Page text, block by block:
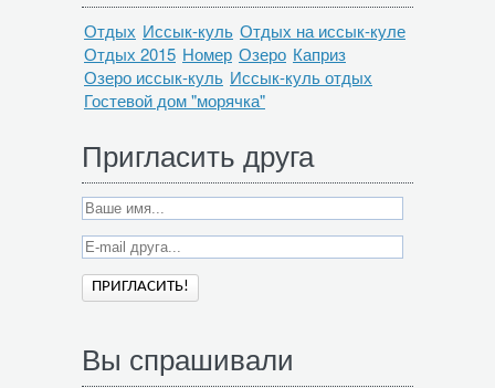
Отдых Иссык-куль Отдых на иссык-куле
Отдых 2015 Номер Озеро Каприз
Озеро иссык-куль Иссык-куль отдых
Гостевой дом "морячка"
Пригласить друга
Вы спрашивали